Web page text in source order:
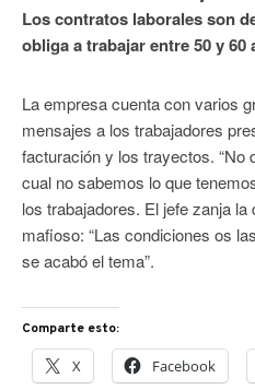
Los contratos laborales son
obliga a trabajar entre 50 y 60
La empresa cuenta con varios
mensajes a los trabajadores
facturación y los trayectos. “No
cual no sabemos lo que
los trabajadores. El jefe zanja
mafioso: “Las condiciones os
se acabó el tema”.
Comparte esto:
X Facebook